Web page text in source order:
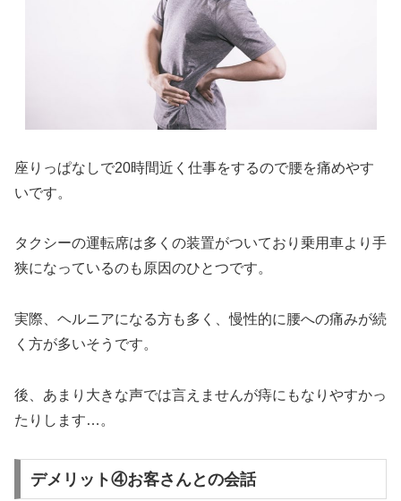
座りっぱなしで20時間近く仕事をするので腰を痛めやす
いです。
タクシーの運転席は多くの装置がついており乗用車より手
狭になっているのも原因のひとつです。
実際、 ヘルニアになる方も多く、慢性的に腰への痛みが続
く 方が多いそうです。
後、あまり大きな声では言えませんが痔にもなりやすかっ
たりします…。
デメリット④お客さんとの会話